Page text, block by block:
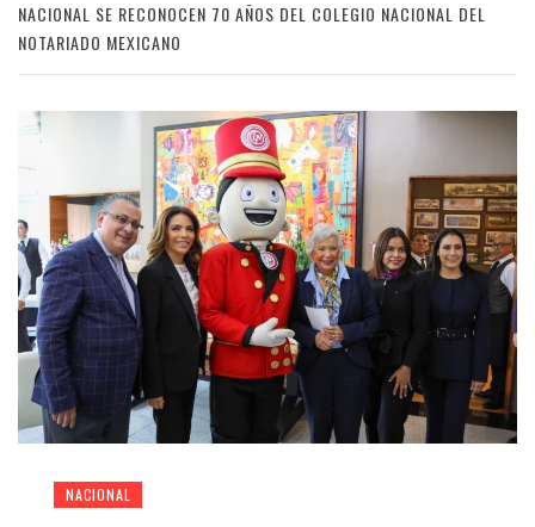
NACIONAL SE RECONOCEN 70 AÑOS DEL COLEGIO NACIONAL DEL
NOTARIADO MEXICANO
NACIONAL